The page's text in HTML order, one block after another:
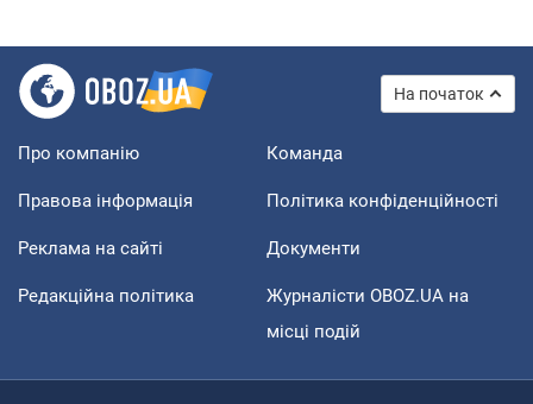
На початок
Про компанію Команда
Правова інформація Політика конфіденційності
Реклама на сайті Документи
Редакційна політика
Журналісти OBOZ.UA на
місці подій